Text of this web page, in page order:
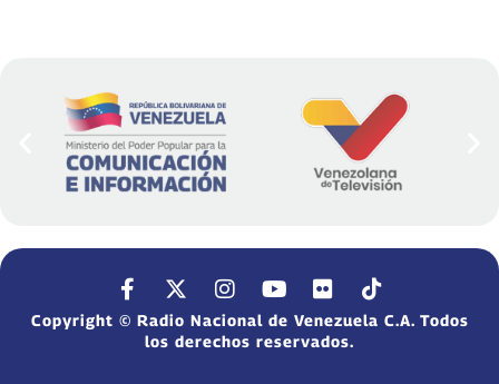
Copyright © Radio Nacional de Venezuela C.A. Todos
los derechos reservados.